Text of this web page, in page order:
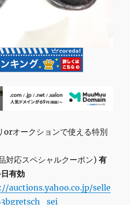
orオークションで使える特別
対応スペシャルクーポン)有
有効
auctions.yahoo.co.jp/selle